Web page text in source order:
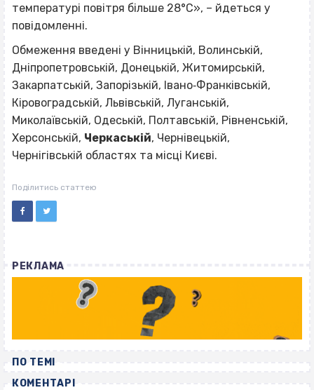
температурі повітря більше 28°C», – йдеться у
повідомленні.
Обмеження введені у Вінницькій, Волинській,
Дніпропетровській, Донецькій, Житомирській,
Закарпатській, Запорізькій, Івано‐Франківській,
Кіровоградській, Львівській, Луганській,
Миколаївській, Одеській, Полтавській, Рівненській,
Херсонській, Черкаській, Чернівецькій,
Чернігівській областях та місці Києві.
Поділитись статтею
РЕКЛАМА
ПО ТЕМІ
КОМЕНТАРІ